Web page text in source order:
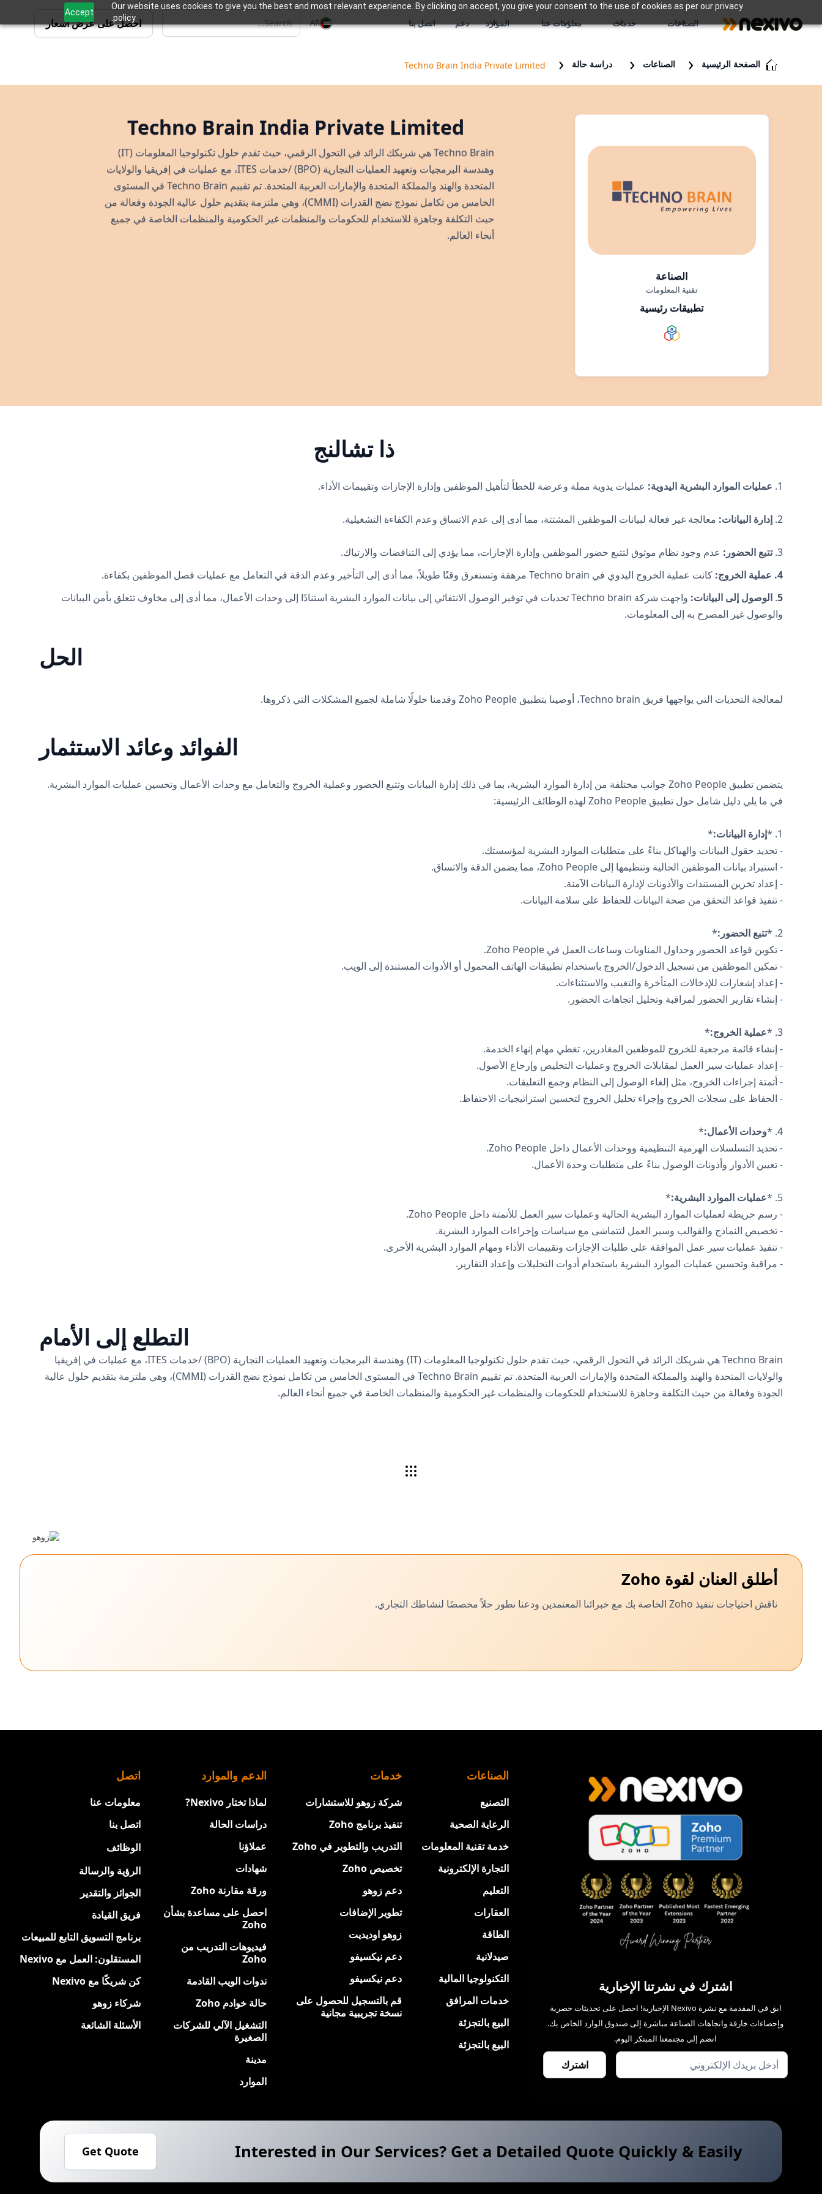
Our website uses cookies to give you the best and most relevant experience. By clicking on accept, you give your consent to the use of cookies as per our privacy
policy.
Accept
الصناعات خدمات معلومات عنا الموارد دعم اتصل بنا AR احصل على عرض أسعار
الصفحة الرئيسية الصناعات دراسة حالة Techno Brain India Private Limited
الصناعة
تقنية المعلومات
تطبيقات رئيسية
Techno Brain India Private Limited
Techno Brain هي شريكك الرائد في التحول الرقمي، حيث تقدم حلول تكنولوجيا المعلومات (IT)
وهندسة البرمجيات وتعهيد العمليات التجارية (BPO) /خدمات ITES، مع عمليات في إفريقيا والولايات
المتحدة والهند والمملكة المتحدة والإمارات العربية المتحدة. تم تقييم Techno Brain في المستوى
الخامس من تكامل نموذج نضج القدرات (CMMI)، وهي ملتزمة بتقديم حلول عالية الجودة وفعالة من
حيث التكلفة وجاهزة للاستخدام للحكومات والمنظمات غير الحكومية والمنظمات الخاصة في جميع
أنحاء العالم.
ذا تشالنج
1. عمليات الموارد البشرية اليدوية: عمليات يدوية مملة وعرضة للخطأ لتأهيل الموظفين وإدارة الإجازات وتقييمات الأداء.
2. إدارة البيانات: معالجة غير فعالة لبيانات الموظفين المشتتة، مما أدى إلى عدم الاتساق وعدم الكفاءة التشغيلية.
3. تتبع الحضور: عدم وجود نظام موثوق لتتبع حضور الموظفين وإدارة الإجازات، مما يؤدي إلى التناقضات والارتباك.
4. عملية الخروج:
كانت عملية الخروج اليدوي في Techno brain مرهقة وتستغرق وقتًا طويلاً، مما أدى إلى التأخير وعدم الدقة في التعامل مع عمليات فصل الموظفين بكفاءة.
5
. الوصول إلى البيانات:
واجهت شركة Techno brain تحديات في توفير الوصول الانتقائي إلى بيانات الموارد البشرية استنادًا إلى وحدات الأعمال، مما أدى إلى مخاوف تتعلق بأمن البيانات
والوصول غير المصرح به إلى المعلومات.
الحل
لمعالجة التحديات التي يواجهها فريق Techno brain، أوصينا بتطبيق Zoho People وقدمنا حلولًا شاملة لجميع المشكلات التي ذكروها.
الفوائد وعائد الاستثمار
يتضمن تطبيق Zoho People جوانب مختلفة من إدارة الموارد البشرية، بما في ذلك إدارة البيانات وتتبع الحضور وعملية الخروج والتعامل مع وحدات الأعمال وتحسين عمليات الموارد البشرية.
في ما يلي دليل شامل حول تطبيق Zoho People لهذه الوظائف الرئيسية:
1. * إدارة البيانات:*
- تحديد حقول البيانات والهياكل بناءً على متطلبات الموارد البشرية لمؤسستك.
- استيراد بيانات الموظفين الحالية وتنظيمها إلى Zoho People، مما يضمن الدقة والاتساق.
- إعداد تخزين المستندات والأذونات لإدارة البيانات الآمنة.
- تنفيذ قواعد التحقق من صحة البيانات للحفاظ على سلامة البيانات.
2. * تتبع الحضور:*
- تكوين قواعد الحضور وجداول المناوبات وساعات العمل في Zoho People.
- تمكين الموظفين من تسجيل الدخول/الخروج باستخدام تطبيقات الهاتف المحمول أو الأدوات المستندة إلى الويب.
- إعداد إشعارات للإدخالات المتأخرة والتغيب والاستثناءات.
- إنشاء تقارير الحضور لمراقبة وتحليل اتجاهات الحضور.
3. * عملية الخروج:*
- إنشاء قائمة مرجعية للخروج للموظفين المغادرين، تغطي مهام إنهاء الخدمة.
- إعداد عمليات سير العمل لمقابلات الخروج وعمليات التخليص وإرجاع الأصول.
- أتمتة إجراءات الخروج، مثل إلغاء الوصول إلى النظام وجمع التعليقات.
- الحفاظ على سجلات الخروج وإجراء تحليل الخروج لتحسين استراتيجيات الاحتفاظ.
4. * وحدات الأعمال:*
- تحديد التسلسلات الهرمية التنظيمية ووحدات الأعمال داخل Zoho People.
- تعيين الأدوار وأذونات الوصول بناءً على متطلبات وحدة الأعمال.
5. * عمليات الموارد البشرية:*
- رسم خريطة لعمليات الموارد البشرية الحالية وعمليات سير العمل للأتمتة داخل Zoho People.
- تخصيص النماذج والقوالب وسير العمل لتتماشى مع سياسات وإجراءات الموارد البشرية.
- تنفيذ عمليات سير عمل الموافقة على طلبات الإجازات وتقييمات الأداء ومهام الموارد البشرية الأخرى.
- مراقبة وتحسين عمليات الموارد البشرية باستخدام أدوات التحليلات وإعداد التقارير.
التطلع إلى الأمام
Techno Brain هي شريكك الرائد في التحول الرقمي، حيث تقدم حلول تكنولوجيا المعلومات (IT) وهندسة البرمجيات وتعهيد العمليات التجارية (BPO) /خدمات ITES، مع عمليات في إفريقيا
والولايات المتحدة والهند والمملكة المتحدة والإمارات العربية المتحدة. تم تقييم Techno Brain في المستوى الخامس من تكامل نموذج نضج القدرات (CMMI)، وهي ملتزمة بتقديم حلول عالية
الجودة وفعالة من حيث التكلفة وجاهزة للاستخدام للحكومات والمنظمات غير الحكومية والمنظمات الخاصة في جميع أنحاء العالم.
أطلق العنان لقوة Zoho
ناقش احتياجات تنفيذ Zoho الخاصة بك مع خبرائنا المعتمدين ودعنا نطور حلاً مخصصًا لنشاطك التجاري.
اشترك في نشرتنا الإخبارية
ابق في المقدمة مع نشرة Nexivo الإخبارية! احصل على تحديثات حصرية
وإحصاءات خارقة واتجاهات الصناعة مباشرة إلى صندوق الوارد الخاص بك.
انضم إلى مجتمعنا المبتكر اليوم.
الصناعات
التصنيع
الرعاية الصحية
خدمة تقنية المعلومات
التجارة الإلكترونية
التعليم
العقارات
الطاقة
صيدلانية
التكنولوجيا المالية
خدمات المرافق
البيع بالتجزئة
البيع بالتجزئة
خدمات
شركة زوهو للاستشارات
تنفيذ برنامج Zoho
التدريب والتطوير في Zoho
تخصيص Zoho
دعم زوهو
تطوير الإضافات
زوهو اوديديت
دعم نيكسيفو
دعم نيكسيفو
قم بالتسجيل للحصول على
نسخة تجريبية مجانية
الدعم والموارد
لماذا تختار Nexivo?
دراسات الحالة
عملاؤنا
شهادات
ورقة مقارنة Zoho
احصل على مساعدة بشأن
Zoho
فيديوهات التدريب من
Zoho
ندوات الويب القادمة
حالة خوادم Zoho
التشغيل الآلي للشركات
الصغيرة
مدينة
الموارد
اتصل
معلومات عنا
اتصل بنا
الوظائف
الرؤية والرسالة
الجوائز والتقدير
فريق القيادة
برنامج التسويق التابع للمبيعات
المستقلون: العمل مع Nexivo
كن شريكًا مع Nexivo
شركاء زوهو
الأسئلة الشائعة
Interested in Our Services? Get a Detailed Quote Quickly & Easily
Get Quote